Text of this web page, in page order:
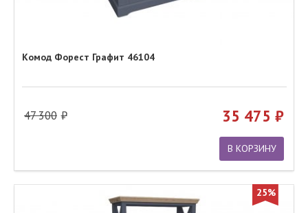
Комод Форест Графит 46104
47 300 35 475
В КОРЗИНУ
25%